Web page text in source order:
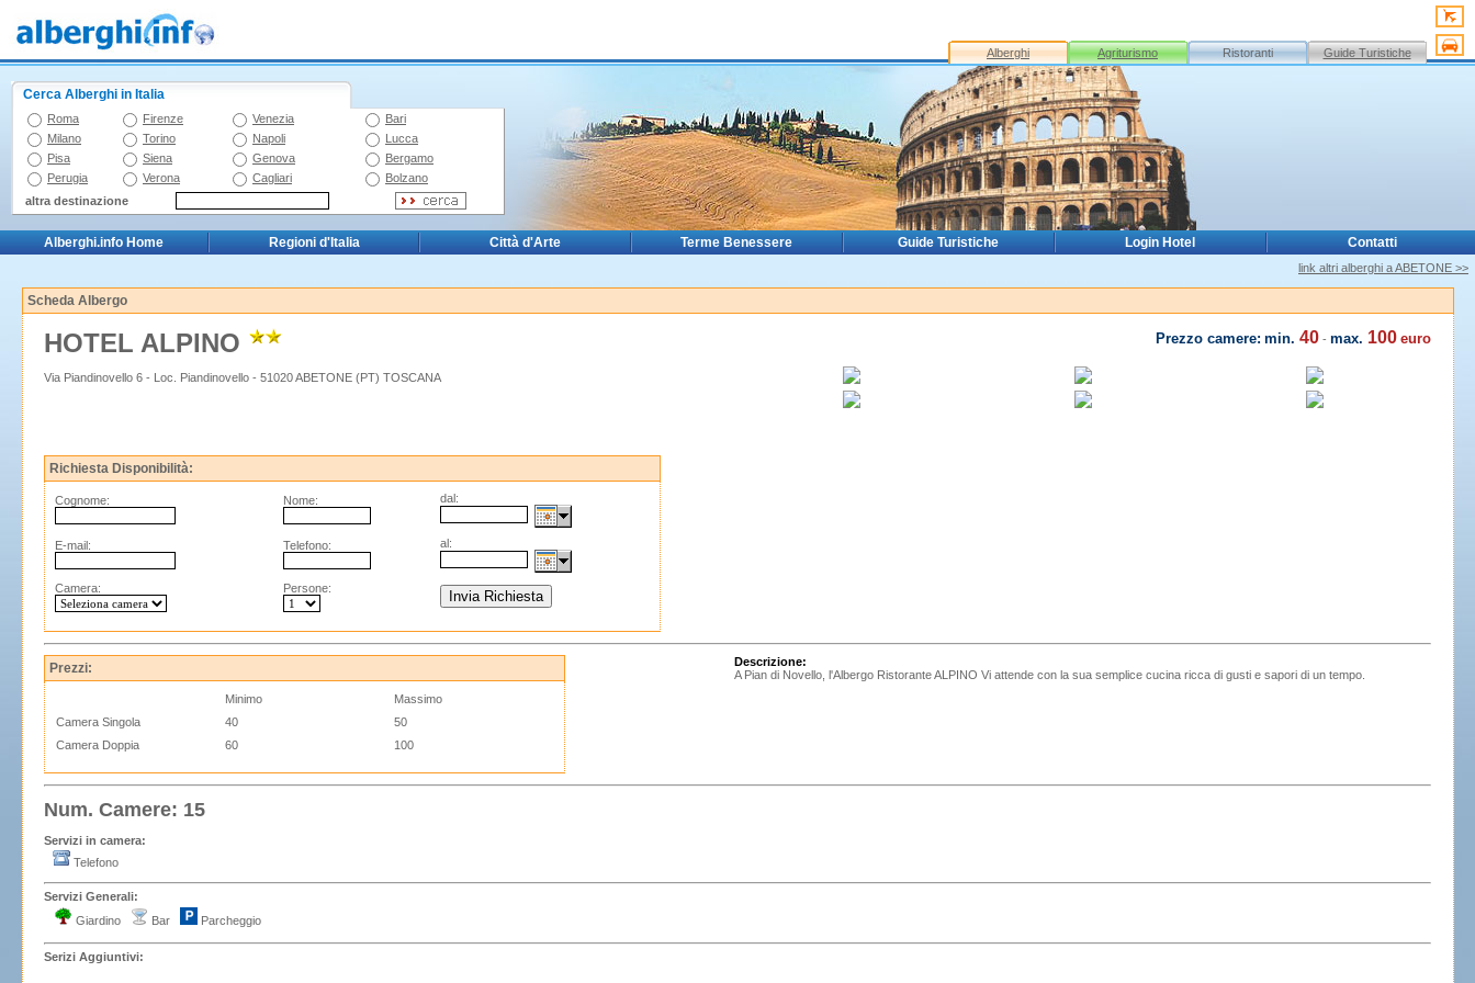
Alberghi Agriturismo Ristoranti Guide Turistiche
Cerca Alberghi in Italia
Roma Firenze Venezia
Bari
Milano
Torino Napoli
Lucca
Pisa
Siena Genova
Bergamo
Perugia
Verona Cagliari
Bolzano
altra destinazione
Alberghi.info Home Regioni d'Italia Città d'Arte Terme Benessere Guide Turistiche Login Hotel Contatti
link altri alberghi a ABETONE >>
Scheda Albergo
HOTEL ALPINO
Via Piandinovello 6 - Loc. Piandinovello - 51020 ABETONE (PT) TOSCANA
Richiesta Disponibilità:
Cognome: Nome: dal:
E-mail: Telefono: al:
Camera: Persone:
Prezzo camere: min. 40 - max. 100 euro
Prezzi:
Minimo
Massimo
Camera Singola
40
50
Camera Doppia
60 100
Descrizione:
A Pian di Novello, l'Albergo Ristorante ALPINO Vi attende con la sua semplice cucina ricca di gusti e sapori di un tempo.
Num. Camere: 15
Servizi in camera:
Telefono
Servizi Generali:
Giardino
Bar Parcheggio
Serizi Aggiuntivi: